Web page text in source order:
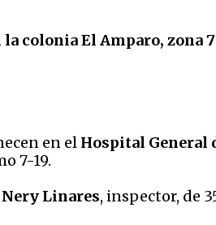
colonia El Amparo, zona
en el Hospital General
7-19.
Nery Linares, inspector, de